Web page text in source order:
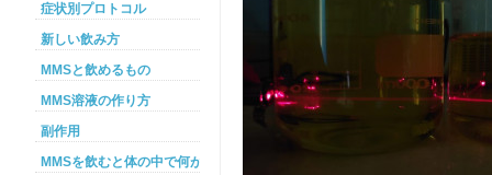
症状別プロトコル
新しい飲み方
MMSと飲めるもの
MMS溶液の作り方
副作用
MMSを飲むと体の中で何が起こるか